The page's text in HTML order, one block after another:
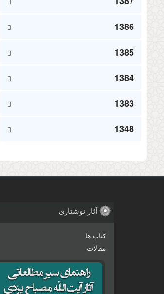
1386
1385
1384
1383
1348
آثار نوشتاری
کتاب ها
مقالات